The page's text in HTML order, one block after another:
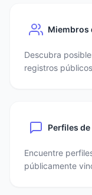
Miembros
Descubra
registros
Perfiles
Encuentre
públicamente